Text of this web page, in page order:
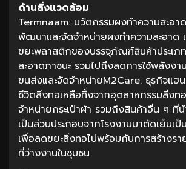
ด้านสิ่งแวดล้อม
Termnaam: นวัตกรรมผงทำความสะอา
พัฒนาและจัดจำหน่ายผงทำความสะอา
ขยะพลาสติกของบรรจุภัณฑ์สินค้าประเภ
สะอาดภาชนะ รวมไปถึงลดการใช้พลังงา
ขนส่งและจัดจำหน่ายM2Care: ธุรกิจแฮ
ชีวิตสิ่งทอเหลือทิ้งจากอุตสาหกรรมสิ่งท
จำหน่ายกระเป๋าผ้า รวมถึงสินค้าอื่น ๆ ที่
เป็นส่วนประกอบจากโรงงานมาตัดเย็บเ
เพื่อลดขยะสิ่งทอไปพร้อมกับการสร้างร
ที่ว่างงานในชุมชน